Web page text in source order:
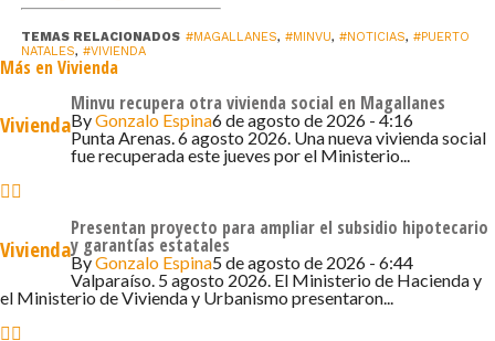
ampliación proyectada de 10,46m², y cuentan con dos
dormitorios, estar-comedor, cocina, baño y calefacción
central, cumpliendo con los estándares de calidad del
Plan de Emergencia Habitacional y criterios de eficiencia
energética, fundamentales para la habitabilidad en la
región”, explicó el director (s) del SERVIU, Omar González
Estas iniciativas cuentan con financiamiento del Minvu y
del Gobierno Regional, sumando una inversión cercana a
los 279 millones de pesos (7.170 UF), y beneficiarán a
Jeanette Vidal Haro, Juan Paredes Paillamán y María Vera
TEMAS RELACIONADOS #MAGALLANES, #MINVU, #NOTICIAS, #PUERTO
NATALES, #VIVIENDA
Más en Vivienda
Vivienda
Minvu recupera otra vivienda social en Magallanes
ByGonzalo Espina6 de agosto de 2026 - 4:16
Punta Arenas. 6 agosto 2026. Una nueva vivienda social
fue recuperada este jueves por el Ministerio...
Vivienda
Presentan proyecto para ampliar el subsidio hipotecario
y garantías estatales
ByGonzalo Espina5 de agosto de 2026 - 6:44
Valparaíso. 5 agosto 2026. El Ministerio de Hacienda y
el Ministerio de Vivienda y Urbanismo presentaron...